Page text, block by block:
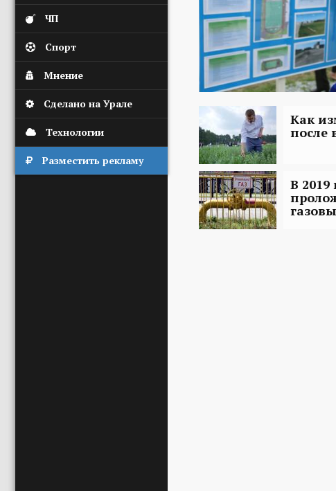
ЧП
Спорт
Мнение
Сделано на Урале
Технологии
Разместить рекламу
Как
после
В